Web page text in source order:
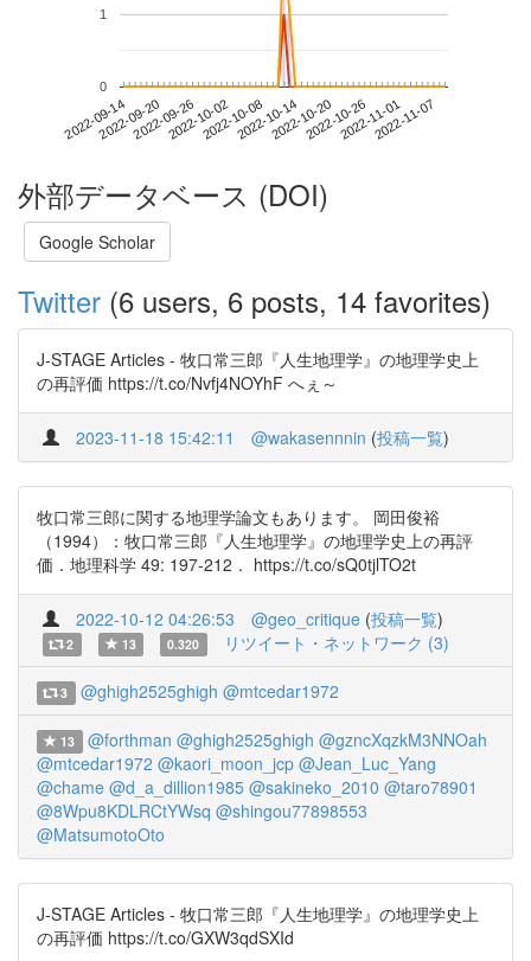
2022-09-142022-09-202022-09-262022-10-022022-10-082022-10-142022-10-202022-10-262022-11-012022-11-07
0
1
外部データベース (DOI)
Google Scholar
Twitter (6 users, 6 posts, 14 favorites)
J-STAGE Articles - 牧口常三郎『人生地理学』の地理学史上
の再評価 https://t.co/Nvfj4NOYhF へぇ～
2023-11-18 15:42:11 @wakasennnin (投稿一覧)
牧口常三郎に関する地理学論文もあります。 岡田俊裕
（1994）：牧口常三郎『人生地理学』の地理学史上の再評
価．地理科学 49: 197-212． https://t.co/sQ0tjlTO2t
2022-10-12 04:26:53 @geo_critique (投稿一覧)
2 13 0.320 リツイート・ネットワーク (3)
3 @ghigh2525ghigh @mtcedar1972
13 @forthman @ghigh2525ghigh @gzncXqzkM3NNOah
@mtcedar1972 @kaori_moon_jcp @Jean_Luc_Yang
@chame @d_a_dillion1985 @sakineko_2010 @taro78901
@8Wpu8KDLRCtYWsq @shingou77898553
@MatsumotoOto
J-STAGE Articles - 牧口常三郎『人生地理学』の地理学史上
の再評価 https://t.co/GXW3qdSXId